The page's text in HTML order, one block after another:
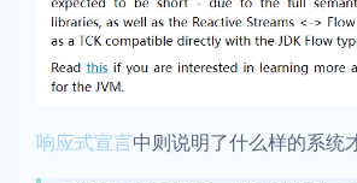
响应式宣言中则说明了什么样的系统